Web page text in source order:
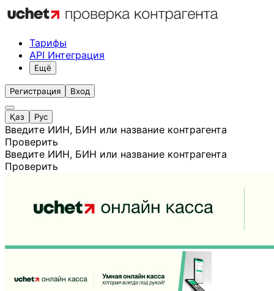
Тарифы
API Интеграция
Ещё
Регистрация Вход
Қаз Рус
Введите ИИН, БИН или название контрагента
Проверить
Введите ИИН, БИН или название контрагента
Проверить